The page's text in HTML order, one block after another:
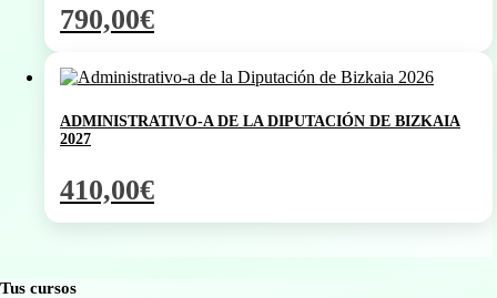
790,00€
ADMINISTRATIVO-A DE LA DIPUTACIÓN DE BIZKAIA
2027
410,00€
Tus cursos